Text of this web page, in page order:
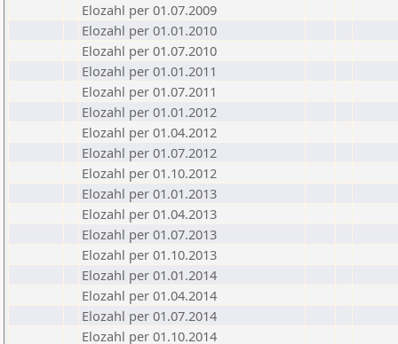
Elozahl per 01.07.2009
Elozahl per 01.01.2010
Elozahl per 01.07.2010
Elozahl per 01.01.2011
Elozahl per 01.07.2011
Elozahl per 01.01.2012
Elozahl per 01.04.2012
Elozahl per 01.07.2012
Elozahl per 01.10.2012
Elozahl per 01.01.2013
Elozahl per 01.04.2013
Elozahl per 01.07.2013
Elozahl per 01.10.2013
Elozahl per 01.01.2014
Elozahl per 01.04.2014
Elozahl per 01.07.2014
Elozahl per 01.10.2014